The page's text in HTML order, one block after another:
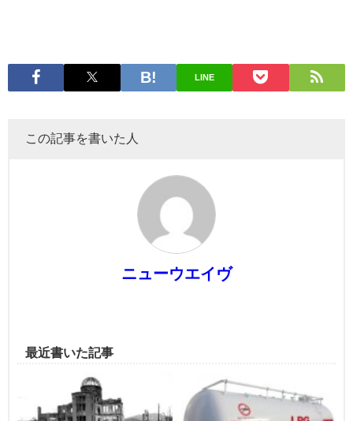
LINE
この記事を書いた人
ニューウエイヴ
最近書いた記事